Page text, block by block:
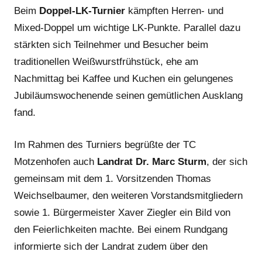
Beim Doppel-LK-Turnier kämpften Herren- und
Mixed-Doppel um wichtige LK-Punkte. Parallel dazu
stärkten sich Teilnehmer und Besucher beim
traditionellen Weißwurstfrühstück, ehe am
Nachmittag bei Kaffee und Kuchen ein gelungenes
Jubiläumswochenende seinen gemütlichen Ausklang
fand.
Im Rahmen des Turniers begrüßte der TC
Motzenhofen auch Landrat Dr. Marc Sturm, der sich
gemeinsam mit dem 1. Vorsitzenden Thomas
Weichselbaumer, den weiteren Vorstandsmitgliedern
sowie 1. Bürgermeister Xaver Ziegler ein Bild von
den Feierlichkeiten machte. Bei einem Rundgang
informierte sich der Landrat zudem über den